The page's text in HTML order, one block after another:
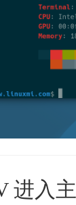
进入